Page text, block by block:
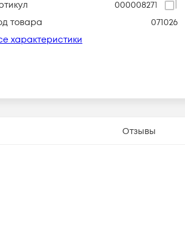
000008271
товара
071026
характеристики
Отзывы